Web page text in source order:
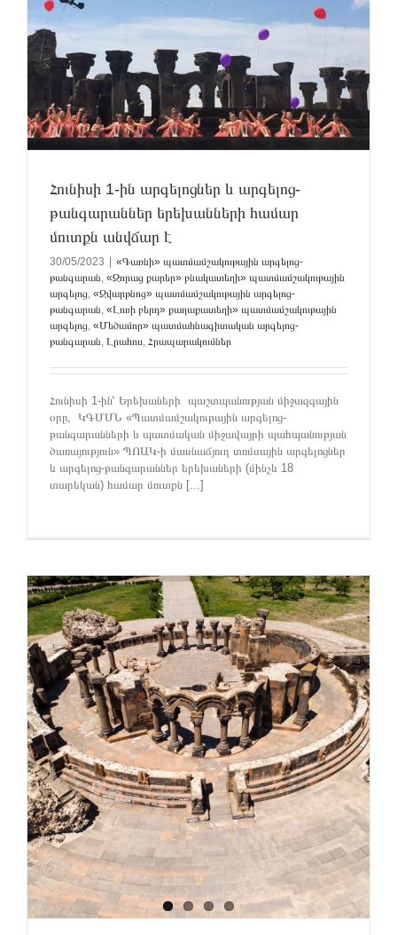
Հունիսի 1-ին արգելոցներ և արգելոց-
թանգարաններ երեխանների համար
մուտքն անվճար է
30/05/2023
«Գառնի» պատմամշակութային արգելոց-
թանգարան, «Զորաց քարեր» բնակատեղի» պատմամշակութային
արգելոց, «Զվարթնոց» պատմամշակութային արգելոց-
թանգարան, «Լոռի բերդ» քաղաքատեղի» պատմամշակութային
արգելոց, «Մեծամոր» պատմահնագիտական արգելոց-
թանգարան, Լրահոս, Հրապարակումներ
Հունիսի 1-ին՝ Երեխաների պաշտպանության միջազգային
օրը, ԿԳՄՍՆ «Պատմամշակութային արգելոց-
թանգարանների և պատմական միջավայրի պահպանության
ծառայություն» ՊՈԱԿ-ի մասնաճյուղ տոմսային արգելոցներ
և արգելոց-թանգարաններ երեխաների (մինչև 18
տարեկան) համար մուտքն [...]